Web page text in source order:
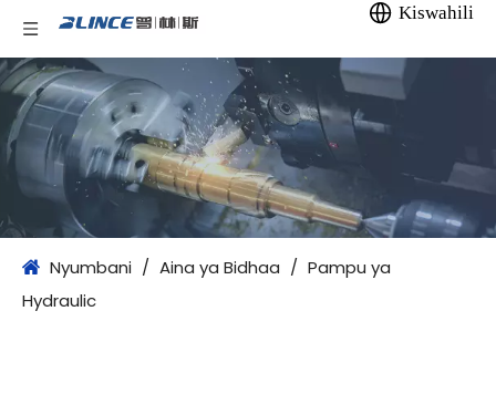
Kiswahili
Nyumbani / Aina ya Bidhaa / Pampu ya
Hydraulic